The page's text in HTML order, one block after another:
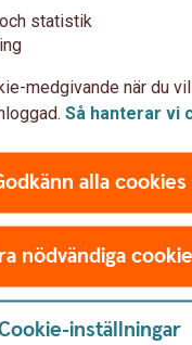
– genom analys –
finns.
kunder och att du vet
är, desto
att nå dina mål och
kunna ta ut lön eller
statistik
medgivande när du
Så hanterar vi
alla cookies
nödvändiga
inställningar